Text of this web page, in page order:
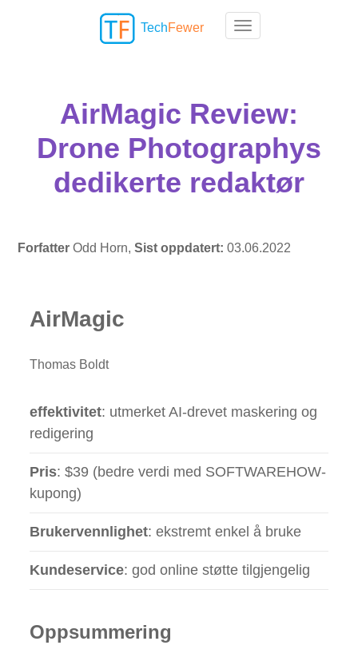
Toggle navigation
TechFewer
AirMagic Review:
Drone Photographys
dedikerte redaktør
Forfatter Odd Horn,Sist oppdatert:03.06.2022
AirMagic
Thomas Boldt
effektivitet: utmerket AI-drevet maskering og
redigering
Pris: $39 (bedre verdi med SOFTWAREHOW-
kupong)
Brukervennlighet: ekstremt enkel å bruke
Kundeservice: god online støtte tilgjengelig
Oppsummering